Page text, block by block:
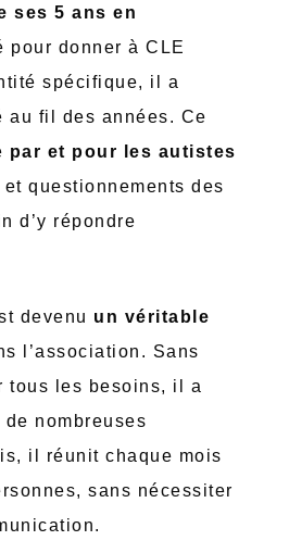
ses 5 ans en
pour donner à CLE
spécifique, il a
au fil des années. Ce
par et pour les autistes
questionnements des
d’y répondre
devenu un véritable
l’association. Sans
tous les besoins, il a
nombreuses
il réunit chaque mois
sans nécessiter